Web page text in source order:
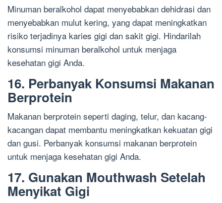
Minuman beralkohol dapat menyebabkan dehidrasi dan
menyebabkan mulut kering, yang dapat meningkatkan
risiko terjadinya karies gigi dan sakit gigi. Hindarilah
konsumsi minuman beralkohol untuk menjaga
kesehatan gigi Anda.
16. Perbanyak Konsumsi Makanan
Berprotein
Makanan berprotein seperti daging, telur, dan kacang-
kacangan dapat membantu meningkatkan kekuatan gigi
dan gusi. Perbanyak konsumsi makanan berprotein
untuk menjaga kesehatan gigi Anda.
17. Gunakan Mouthwash Setelah
Menyikat Gigi